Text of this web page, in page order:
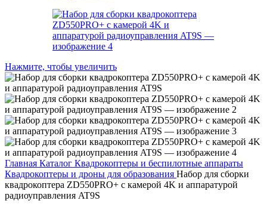
Нажмите, чтобы увеличить
Главная Каталог Квадрокоптеры и беспилотные аппараты
Квадрокоптеры и дроны для образования Набор для сборки
квадрокоптера ZD550PRO+ с камерой 4K и аппаратурой
радиоуправления AT9S